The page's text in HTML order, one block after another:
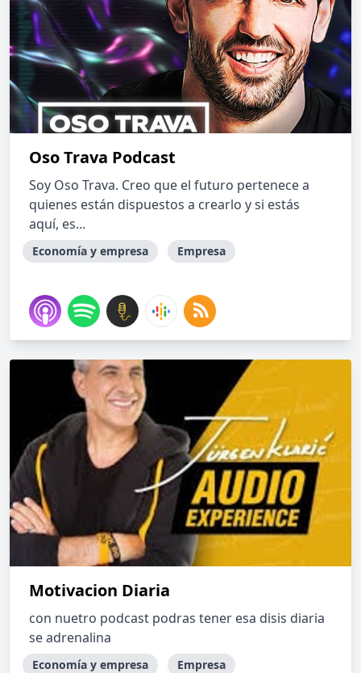
Oso Trava Podcast
Soy Oso Trava. Creo que el futuro pertenece a
quienes están dispuestos a crearlo y si estás
aquí, es...
Economía y empresa Empresa
Motivacion Diaria
con nuetro podcast podras tener esa disis diaria
se adrenalina
Economía y empresa Empresa